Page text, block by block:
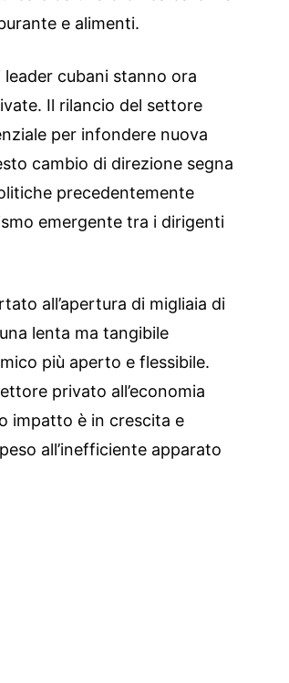
e alimenti.
cubani stanno ora
Il rilancio del settore
per infondere nuova
cambio di direzione segna
precedentemente
emergente tra i dirigenti
all’apertura di migliaia di
lenta ma tangibile
più aperto e flessibile.
privato all’economia
impatto è in crescita e
all’inefficiente apparato